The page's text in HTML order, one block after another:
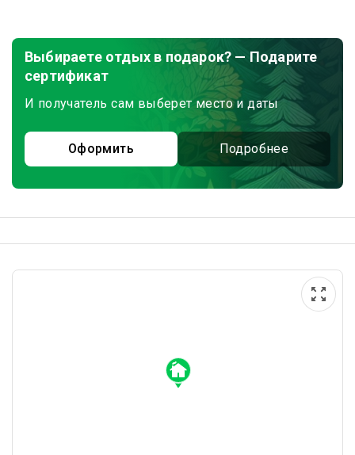
Выбираете отдых в подарок? — Подарите
сертификат
И получатель сам выберет место и даты
Оформить Подробнее